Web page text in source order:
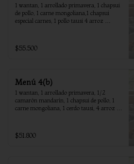
1 wantan, 1 arrollado primavera, 1 chapsui
de pollo, 1 carne mongoliana,1 chapsui
especial carnes, 1 pollo tausi 4 arroz
$55.500
Menú 4(b)
1 wantan, 1 arrollado primavera, 1/2
camarón mandarín, 1 chapsui de pollo, 1
carne mongoliana, 1 cerdo tausi, 4 arroz
$51.800